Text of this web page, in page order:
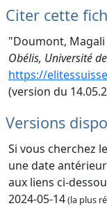
Citer cette
"Doumont, Magali
Obélis, Université
https://
(version du
Versions
Si vous cherchez
une date
aux liens ci-
2024-05-14(la plus